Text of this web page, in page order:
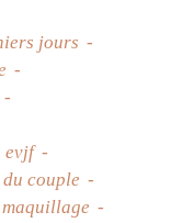
jours
evjf
du couple
maquillage